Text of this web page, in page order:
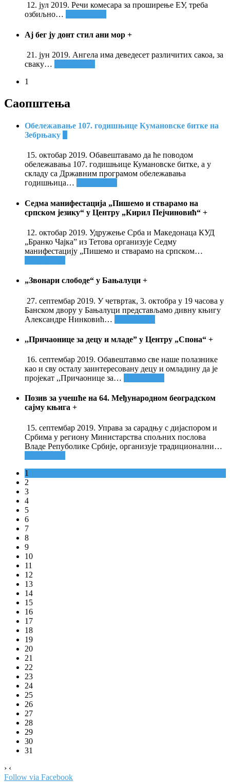
12. јул 2019. Речи комесара за проширење ЕУ, треба
озбиљно…
Ај бег ју донт стил ани мор +
21. јун 2019. Ангела има деведесет различитих сакоа, за
сваку…
1
Саопштења
Обележавање 107. годишњице Кумановске битке на
Зебрњаку
15. октобар 2019. Обавештавамо да ће поводом
обележавања 107. годишњице Кумановске битке, а у
складу са Државним програмом обележавања
годишњица…
Седма манифестација „Пишемо и стварамо на
српском језику“ у Центру „Кирил Пејчиновић“ +
12. октобар 2019. Удружење Срба и Македонаца КУД
„Бранко Чајка” из Тетова организује Седму
манифестацију „Пишемо и стварамо на српском…
„Звонари слободе“ у Бањалуци +
27. септембар 2019. У четвртак, 3. октобра у 19 часова у
Банском двору у Бањалуци представљамо дивну књигу
Александре Нинковић…
,,Причаонице за децу и младе” у Центру „Спона“ +
16. септембар 2019. Обавештавмо све наше полазнике
као и сву осталу заинтересовану децу и омладину да је
пројекат ,,Причаонице за…
Позив за учешће на 64. Међународном београдском
сајму књига +
15. септембар 2019. Управа за сарадњу с дијаспором и
Србима у региону Министарства спољних послова
Владе Репуболике Србије, организује традиционални…
1
2
3
4
5
6
7
8
9
10
11
12
13
14
15
16
17
18
19
20
21
22
23
24
25
26
27
28
29
30
31
› ‹
Follow via Facebook